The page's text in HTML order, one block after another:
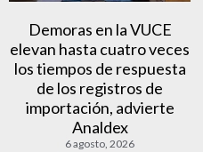
Demoras en la VUCE
elevan hasta cuatro veces
los tiempos de respuesta
de los registros de
importación, advierte
Analdex
6 agosto, 2026